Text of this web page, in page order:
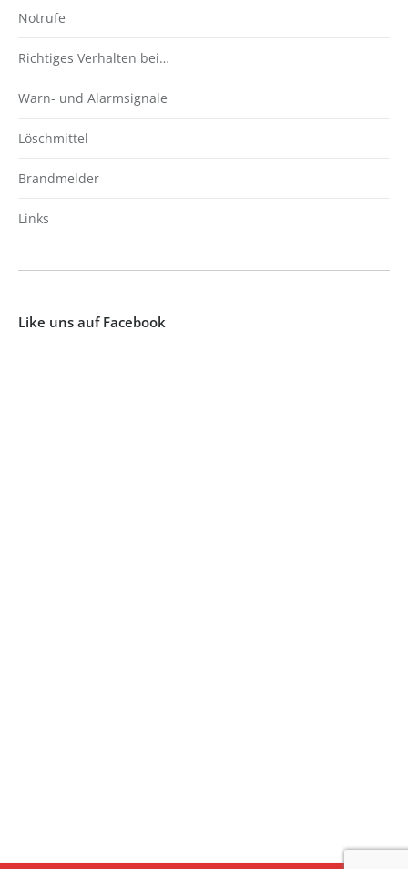
Notrufe
Richtiges Verhalten bei…
Warn- und Alarmsignale
Löschmittel
Brandmelder
Links
Like uns auf Facebook